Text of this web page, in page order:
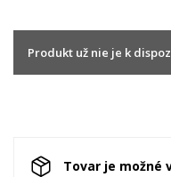
Produkt už nie je k
Tovar je možné